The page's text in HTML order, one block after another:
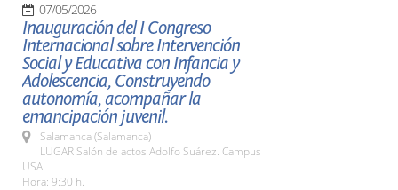
07/05/2026
Inauguración del I Congreso
Internacional sobre Intervención
Social y Educativa con Infancia y
Adolescencia, Construyendo
autonomía, acompañar la
emancipación juvenil.
Salamanca (Salamanca)
LUGAR Salón de actos Adolfo Suárez. Campus
USAL
Hora: 9:30 h.